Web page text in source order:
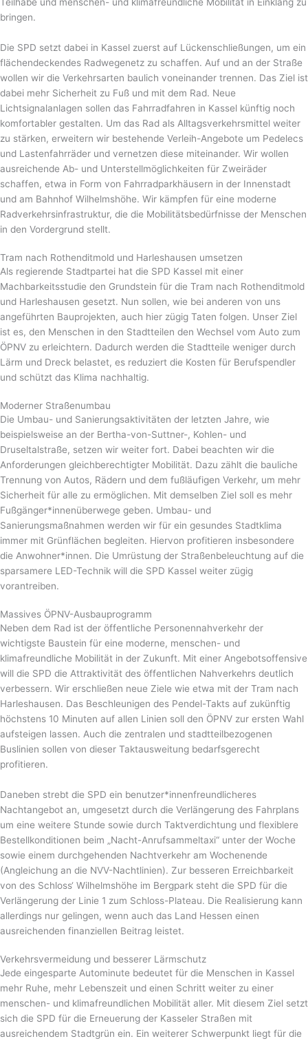
Teilhabe und menschen- und klimafreundliche Mobilität in Einklang zu
bringen.
Die SPD setzt dabei in Kassel zuerst auf Lückenschließungen, um ein
flächendeckendes Radwegenetz zu schaffen. Auf und an der Straße
wollen wir die Verkehrsarten baulich voneinander trennen. Das Ziel ist
dabei mehr Sicherheit zu Fuß und mit dem Rad. Neue
Lichtsignalanlagen sollen das Fahrradfahren in Kassel künftig noch
komfortabler gestalten. Um das Rad als Alltagsverkehrsmittel weiter
zu stärken, erweitern wir bestehende Verleih-Angebote um Pedelecs
und Lastenfahrräder und vernetzen diese miteinander. Wir wollen
ausreichende Ab- und Unterstellmöglichkeiten für Zweiräder
schaffen, etwa in Form von Fahrradparkhäusern in der Innenstadt
und am Bahnhof Wilhelmshöhe. Wir kämpfen für eine moderne
Radverkehrsinfrastruktur, die die Mobilitätsbedürfnisse der Menschen
in den Vordergrund stellt.
Tram nach Rothenditmold und Harleshausen umsetzen
Als regierende Stadtpartei hat die SPD Kassel mit einer
Machbarkeitsstudie den Grundstein für die Tram nach Rothenditmold
und Harleshausen gesetzt. Nun sollen, wie bei anderen von uns
angeführten Bauprojekten, auch hier zügig Taten folgen. Unser Ziel
ist es, den Menschen in den Stadtteilen den Wechsel vom Auto zum
ÖPNV zu erleichtern. Dadurch werden die Stadtteile weniger durch
Lärm und Dreck belastet, es reduziert die Kosten für Berufspendler
und schützt das Klima nachhaltig.
Moderner Straßenumbau
Die Umbau- und Sanierungsaktivitäten der letzten Jahre, wie
beispielsweise an der Bertha-von-Suttner-, Kohlen- und
Druseltalstraße, setzen wir weiter fort. Dabei beachten wir die
Anforderungen gleichberechtigter Mobilität. Dazu zählt die bauliche
Trennung von Autos, Rädern und dem fußläufigen Verkehr, um mehr
Sicherheit für alle zu ermöglichen. Mit demselben Ziel soll es mehr
Fußgänger*innenüberwege geben. Umbau- und
Sanierungsmaßnahmen werden wir für ein gesundes Stadtklima
immer mit Grünflächen begleiten. Hiervon profitieren insbesondere
die Anwohner*innen. Die Umrüstung der Straßenbeleuchtung auf die
sparsamere LED-Technik will die SPD Kassel weiter zügig
vorantreiben.
Massives ÖPNV-Ausbauprogramm
Neben dem Rad ist der öffentliche Personennahverkehr der
wichtigste Baustein für eine moderne, menschen- und
klimafreundliche Mobilität in der Zukunft. Mit einer Angebotsoffensive
will die SPD die Attraktivität des öffentlichen Nahverkehrs deutlich
verbessern. Wir erschließen neue Ziele wie etwa mit der Tram nach
Harleshausen. Das Beschleunigen des Pendel-Takts auf zukünftig
höchstens 10 Minuten auf allen Linien soll den ÖPNV zur ersten Wahl
aufsteigen lassen. Auch die zentralen und stadtteilbezogenen
Buslinien sollen von dieser Taktausweitung bedarfsgerecht
profitieren.
Daneben strebt die SPD ein benutzer*innenfreundlicheres
Nachtangebot an, umgesetzt durch die Verlängerung des Fahrplans
um eine weitere Stunde sowie durch Taktverdichtung und flexiblere
Bestellkonditionen beim „Nacht-Anrufsammeltaxi“ unter der Woche
sowie einem durchgehenden Nachtverkehr am Wochenende
(Angleichung an die NVV-Nachtlinien). Zur besseren Erreichbarkeit
von des Schloss‘ Wilhelmshöhe im Bergpark steht die SPD für die
Verlängerung der Linie 1 zum Schloss-Plateau. Die Realisierung kann
allerdings nur gelingen, wenn auch das Land Hessen einen
ausreichenden finanziellen Beitrag leistet.
Verkehrsvermeidung und besserer Lärmschutz
Jede eingesparte Autominute bedeutet für die Menschen in Kassel
mehr Ruhe, mehr Lebenszeit und einen Schritt weiter zu einer
menschen- und klimafreundlichen Mobilität aller. Mit diesem Ziel setzt
sich die SPD für die Erneuerung der Kasseler Straßen mit
ausreichendem Stadtgrün ein. Ein weiterer Schwerpunkt liegt für die